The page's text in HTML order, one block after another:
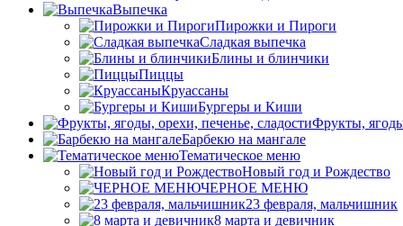
Выпечка
Пирожки и Пироги
Сладкая выпечка
Блины и блинчики
Пиццы
Круасcаны
Бургеры и Киши
Фрукты,
Барбекю на мангале
Тематическое меню
Новый год и Рождество
ЧЕРНОЕ МЕНЮ
23 февраля, мальчишник
8 марта и девичник